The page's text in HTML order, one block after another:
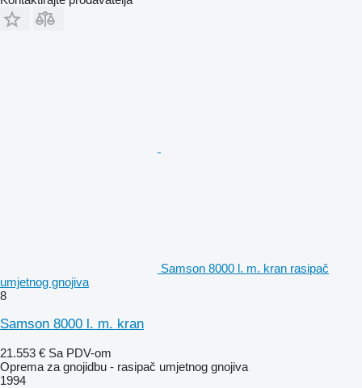
Samson 8000 l. m. kran rasipač
umjetnog gnojiva
8
Samson 8000 l. m. kran
21.553 € Sa PDV-om
Oprema za gnojidbu - rasipač umjetnog gnojiva
1994